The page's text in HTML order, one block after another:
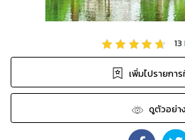
13
เพิ่มไปรายกา
ดูตัวอย่าง